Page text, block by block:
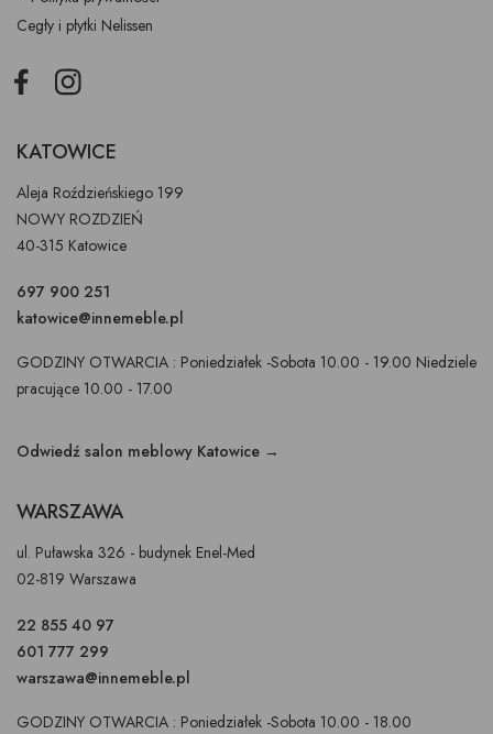
Cegły i płytki Nelissen
FacebookInstagram
KATOWICE
Aleja Roździeńskiego 199
NOWY ROZDZIEŃ
40-315 Katowice
697 900 251
katowice@innemeble.pl
GODZINY OTWARCIA : Poniedziałek -Sobota 10.00 - 19.00 Niedziele
pracujące 10.00 - 17.00
Odwiedź salon meblowy Katowice →
WARSZAWA
ul. Puławska 326 - budynek Enel-Med
02-819 Warszawa
22 855 40 97
601 777 299
warszawa@innemeble.pl
GODZINY OTWARCIA : Poniedziałek -Sobota 10.00 - 18.00